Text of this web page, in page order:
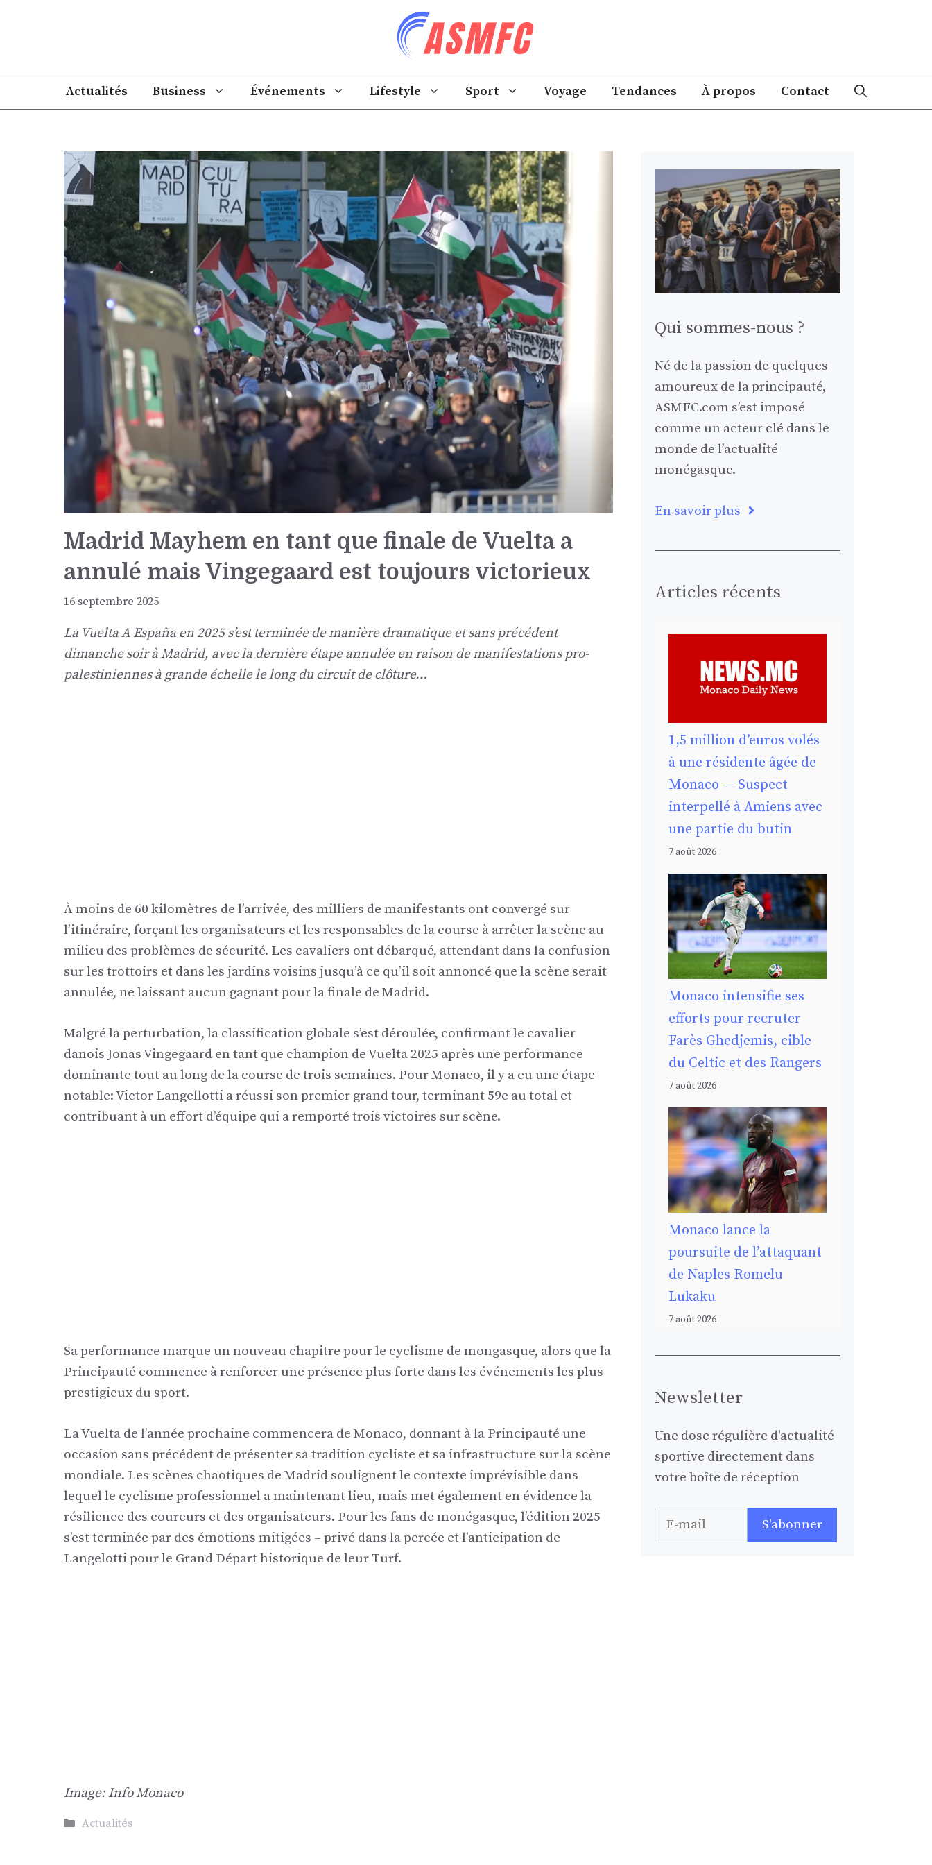
Actualités Business Événements Lifestyle Sport Voyage Tendances À propos Contact
Madrid Mayhem en tant que finale de Vuelta a
annulé mais Vingegaard est toujours victorieux
16 septembre 2025
La Vuelta A España en 2025 s’est terminée de manière dramatique et sans précédent
dimanche soir à Madrid, avec la dernière étape annulée en raison de manifestations pro-
palestiniennes à grande échelle le long du circuit de clôture…
À moins de 60 kilomètres de l’arrivée, des milliers de manifestants ont convergé sur
l’itinéraire, forçant les organisateurs et les responsables de la course à arrêter la scène au
milieu des problèmes de sécurité. Les cavaliers ont débarqué, attendant dans la confusion
sur les trottoirs et dans les jardins voisins jusqu’à ce qu’il soit annoncé que la scène serait
annulée, ne laissant aucun gagnant pour la finale de Madrid.
Malgré la perturbation, la classification globale s’est déroulée, confirmant le cavalier
danois Jonas Vingegaard en tant que champion de Vuelta 2025 après une performance
dominante tout au long de la course de trois semaines. Pour Monaco, il y a eu une étape
notable: Victor Langellotti a réussi son premier grand tour, terminant 59e au total et
contribuant à un effort d’équipe qui a remporté trois victoires sur scène.
Sa performance marque un nouveau chapitre pour le cyclisme de mongasque, alors que la
Principauté commence à renforcer une présence plus forte dans les événements les plus
prestigieux du sport.
La Vuelta de l’année prochaine commencera de Monaco, donnant à la Principauté une
occasion sans précédent de présenter sa tradition cycliste et sa infrastructure sur la scène
mondiale. Les scènes chaotiques de Madrid soulignent le contexte imprévisible dans
lequel le cyclisme professionnel a maintenant lieu, mais met également en évidence la
résilience des coureurs et des organisateurs. Pour les fans de monégasque, l’édition 2025
s’est terminée par des émotions mitigées – privé dans la percée et l’anticipation de
Langelotti pour le Grand Départ historique de leur Turf.
Image: Info Monaco
Catégories
Actualités
Qui sommes-nous ?
Né de la passion de quelques
amoureux de la principauté,
ASMFC.com s’est imposé
comme un acteur clé dans le
monde de l’actualité
monégasque.
En savoir plus
Articles récents
1,5 million d’euros volés
à une résidente âgée de
Monaco — Suspect
interpellé à Amiens avec
une partie du butin
7 août 2026
Monaco intensifie ses
efforts pour recruter
Farès Ghedjemis, cible
du Celtic et des Rangers
7 août 2026
Monaco lance la
poursuite de l’attaquant
de Naples Romelu
Lukaku
7 août 2026
Newsletter
Une dose régulière d'actualité
sportive directement dans
votre boîte de réception